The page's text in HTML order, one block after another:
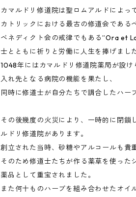
カマルドリ修道院は聖ロムアルドによっ
カトリックにおける最古の修道会である
ベネディクト会の戒律でもある”Ora et
士とともに祈りと労働に人生を捧げました
1048年にはカマルドリ修道院薬局が設
入れ先となる病院の機能を果たし、
同時に修道士が自分たちで調合したハー
その後幾度の火災により、一時的に閉
ルドリ修道院があります。
創立された当時、砂糖やアルコールも貴
そのため修道士たちが作る薬草を使った
薬品として重宝されました。
また何十ものハーブを組み合わせたオ